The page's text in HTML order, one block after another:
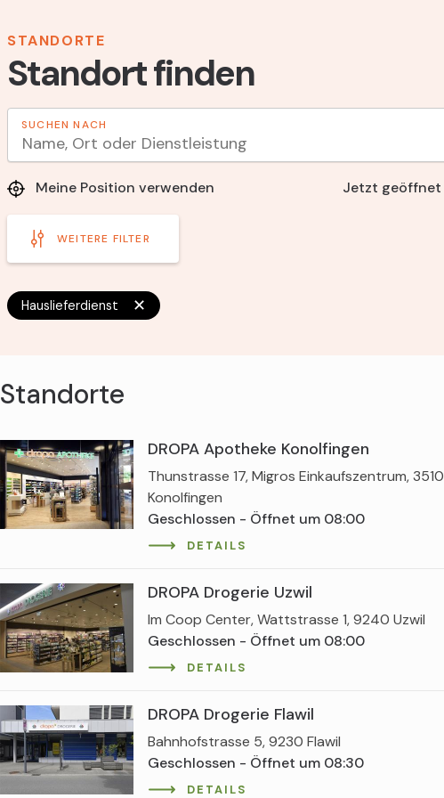
STANDORTE
Standort finden
Meine Position verwenden Jetzt geöffnet
WEITERE FILTER
Hauslieferdienst ✕
Standorte
DROPA Apotheke Konolfingen
Thunstrasse 17, Migros Einkaufszentrum, 3510
Konolfingen
Geschlossen - Öffnet um 08:00
DETAILS
DROPA Drogerie Uzwil
Im Coop Center, Wattstrasse 1, 9240 Uzwil
Geschlossen - Öffnet um 08:00
DETAILS
DROPA Drogerie Flawil
Bahnhofstrasse 5, 9230 Flawil
Geschlossen - Öffnet um 08:30
DETAILS